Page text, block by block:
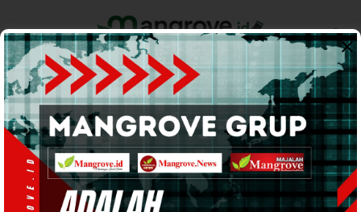
Home Pemerintahan Ekonomi & Bisnis Info Tanah Papua
Support by